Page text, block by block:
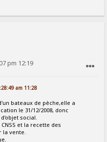
pm 12:19
am 11:28
bateaux de pèche,elle a
le 31/12/2008, donc
social.
et la recette des
vente.